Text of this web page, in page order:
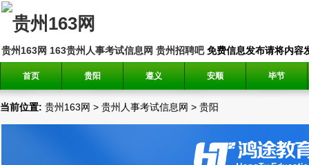
贵州163网 163贵州人事考试信息网 贵州招聘吧免费信息发布请将内容
首页 贵阳 遵义 安顺 毕节
当前位置: 贵州163网 > 贵州人事考试信息网 > 贵阳